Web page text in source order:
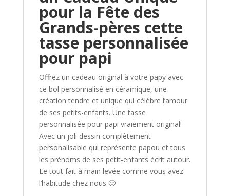
pour la Fête des
Grands-pères cette
tasse personnalisée
pour papi
Offrez un cadeau original à votre papy avec
ce bol personnalisé en céramique, une
création tendre et unique qui célèbre l’amour
de ses petits-enfants. Une tasse
personnalisée pour papi vraiement original!
Avec un joli dessin complètement
personalisable qui représente papou et tous
les prénoms de ses petit-enfants écrit autour.
Le tout fait à main levée comme vous avez
l’habitude chez nous 🙂